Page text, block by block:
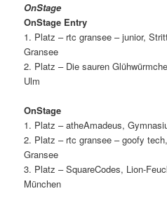
OnStage
OnStage Entry
1. Platz – rtc gransee – junior,
Gransee
2. Platz – Die sauren
Ulm
OnStage
1. Platz – atheAmadeus,
2. Platz – rtc gransee – goofy
Gransee
3. Platz – SquareCodes, Lion-
München